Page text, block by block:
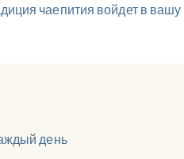
чаепития войдет в
день